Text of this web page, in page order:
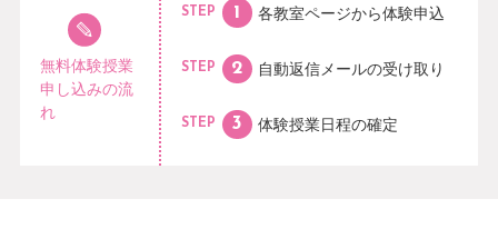
無料体験授業
申し込みの流
れ
STEP 各教室ページから体験申込
STEP 自動返信メールの受け取り
STEP 体験授業日程の確定